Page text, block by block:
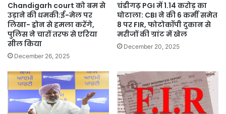
Chandigarh court को बम से
उड़ाने की धमकी:ई-मेल पर
लिखा- ड्रोन से हमला करेंगे,
पुलिस ने चारों तरफ से एरिया
सील किया
December 26, 2025
चंडीगढ़ PGI में 1.14 करोड़ का
घोटाला: CBI ने की 6 कर्मी समेत
8 पर FIR, फोटोकॉपी दुकान से
मरीजों की ग्रांट में खेल
December 20, 2025